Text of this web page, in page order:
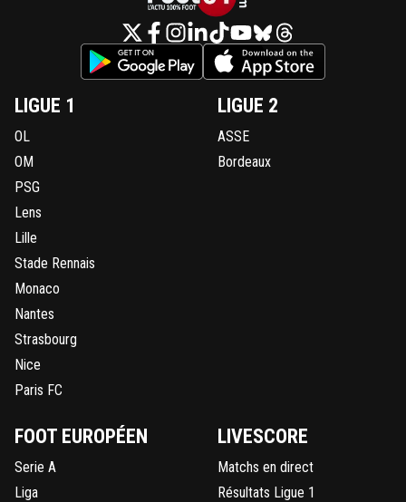
LIGUE 1
OL
OM
PSG
Lens
Lille
Stade Rennais
Monaco
Nantes
Strasbourg
Nice
Paris FC
LIGUE 2
ASSE
Bordeaux
FOOT EUROPÉEN
Serie A
Liga
LIVESCORE
Matchs en direct
Résultats Ligue 1